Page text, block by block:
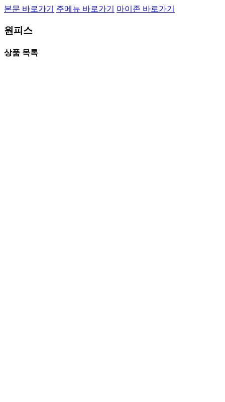
본문 바로가기 주메뉴 바로가기 마이존 바로가기
원피스
상품 목록